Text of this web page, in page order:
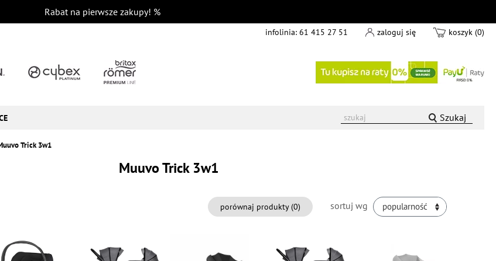
Rabat na pierwsze zakupy! %
infolinia: 61 415 27 51 zaloguj się koszyk (0)
Szukaj
Trick 3w1
Muuvo Trick 3w1
sortuj wg popularność
porównaj produkty (0)